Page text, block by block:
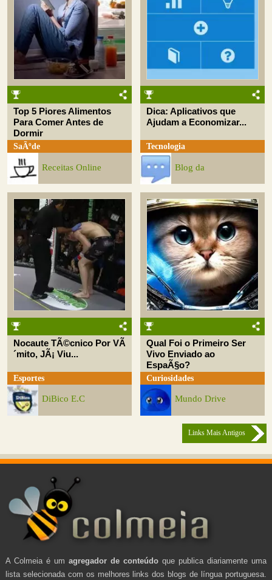
Top 5 Piores Alimentos
Para Comer Antes de
Dormir
SaÃºde
Receitas Online
Dica: Aplicativos que
Ajudam a Economizar...
Tecnologia
Blog da
Nocaute TÃ©cnico Por VÃ
´mito, JÃ¡ Viu...
Esportes
DiBico E.C
Qual Foi o Primeiro Ser
Vivo Enviado ao
EspaÃ§o?
Curiosidades
Mundo Drive
Links Mais Antigos
A Colmeia é um agregador de conteúdo que publica diariamente uma
lista selecionada com os melhores links dos blogs de língua portuguesa.